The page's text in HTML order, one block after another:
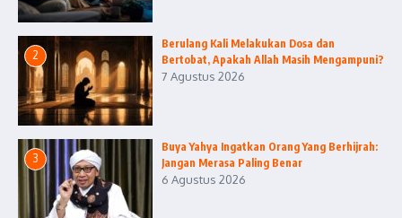
2
Berulang Kali Melakukan Dosa dan
Bertobat, Apakah Allah Masih Mengampuni?
7 Agustus 2026
3
Buya Yahya Ingatkan Orang Yang Berhijrah:
Jangan Merasa Paling Benar
6 Agustus 2026